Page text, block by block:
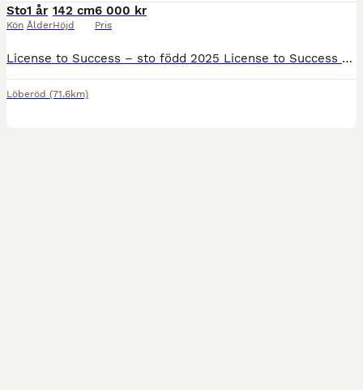
Sto
Kön
1 år
Ålder
142 cm
Höjd
6 000 kr
Pris
License to Success – sto född 2025 License to Success kommer att tränas av Oskar J Andersson- Success är en fin och lätt modell och jag tror hon blir en riktigt fin löpare. Hennes bror License to Lea
Löberöd (71.6km)